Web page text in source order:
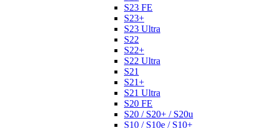
S23 FE
S23+
S23 Ultra
S22
S22+
S22 Ultra
S21
S21+
S21 Ultra
S20 FE
S20 / S20+ / S20u
S10 / S10e / S10+